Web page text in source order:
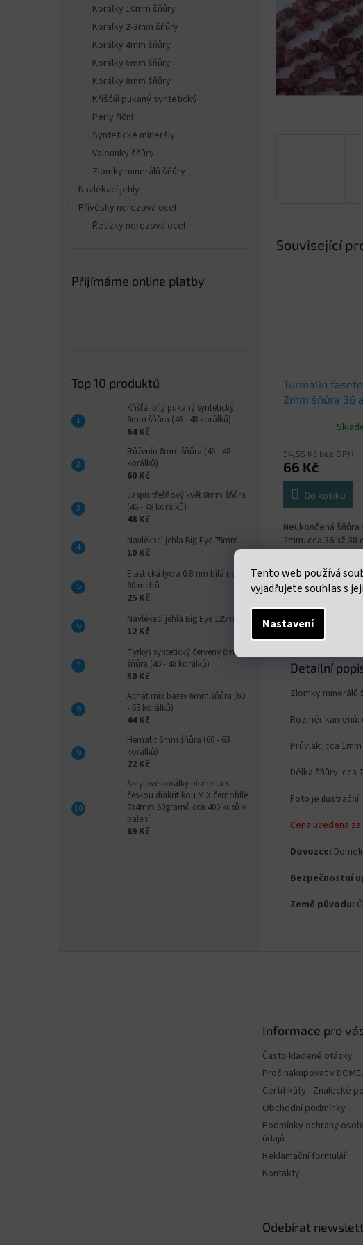
Tento web používá
vyjadřujete souhlas s
Nastavení
Korálky 10mm šňůry
Korálky 2-3mm šňůry
Korálky 4mm šňůry
Korálky 6mm šňůry
Korálky 8mm šňůry
Křišťál pukaný syntetický
Perly říční
Syntetické minerály
Valounky šňůry
Zlomky minerálů šňůry
Navlékací jehly
Přívěsky nerezová ocel
Řetízky nerezová ocel
Přijímáme online platby
Top 10 produktů
Křišťál bílý pukaný syntetický
8mm šňůra (46 - 48 korálků)
64 Kč
Růženín 8mm šňůra (45 - 48
korálků)
60 Kč
Jaspis třešňový květ 8mm šňůra
(46 - 48 korálků)
48 Kč
Navlékací jehla Big Eye 75mm
10 Kč
Elastická lycra 0.8mm bílá návin
60 metrů
25 Kč
Navlékací jehla Big Eye 125mm
12 Kč
Tyrkys syntetický červený 8mm
šňůra (46 - 48 korálků)
30 Kč
Achát mix barev 6mm šňůra (60
- 63 korálků)
44 Kč
Hematit 6mm šňůra (60 - 63
korálků)
22 Kč
Akrylové korálky písmeno s
českou diakritikou MIX černobílé
7x4mm 50gramů cca 400 kusů v
balení
69 Kč
Související
Turmalín
2mm šňůra 36
54,55 Kč bez DPH
66 Kč
Do košíku
Neukončená
2mm. cca 36 až 38
uvedena za celou
38 cm
Popis
Detailní
Zlomky minerálů
Rozměr kamenů:
Průvlak: cca 1mm
Délka šňůry: cca
Foto je
Cena uvedena
Dovozce:
Bezpečnostní
Země původu:
Informace pro
Často kladené otázky
Proč nakupovat v
Certifikáty - Znalecké
Obchodní podmínky
Podmínky ochrany
údajů
Reklamační formulář
Kontakty
Odebírat